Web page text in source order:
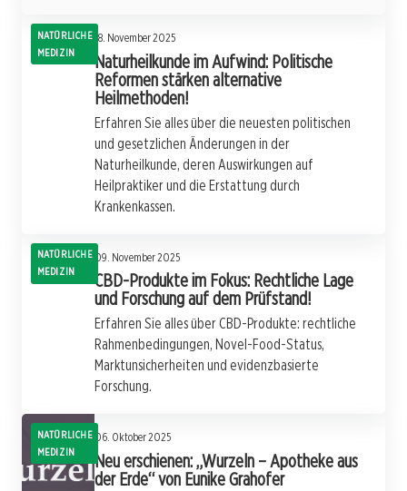
NATÜRLICHE
MEDIZIN
18. November 2025
Naturheilkunde im Aufwind: Politische
Reformen stärken alternative
Heilmethoden!
Erfahren Sie alles über die neuesten politischen
und gesetzlichen Änderungen in der
Naturheilkunde, deren Auswirkungen auf
Heilpraktiker und die Erstattung durch
Krankenkassen.
NATÜRLICHE
MEDIZIN
09. November 2025
CBD-Produkte im Fokus: Rechtliche Lage
und Forschung auf dem Prüfstand!
Erfahren Sie alles über CBD-Produkte: rechtliche
Rahmenbedingungen, Novel-Food-Status,
Marktunsicherheiten und evidenzbasierte
Forschung.
NATÜRLICHE
MEDIZIN
06. Oktober 2025
Neu erschienen: „Wurzeln – Apotheke aus
der Erde“ von Eunike Grahofer